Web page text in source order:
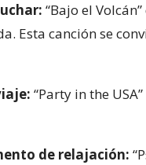
“Bajo el
Esta canción se
“Party in the
de relajación: